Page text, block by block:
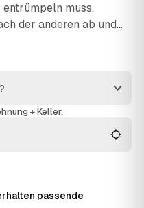
muss,
der anderen ab und
AWL beschreiben Sie
Anbieter aus Baden-
nebeneinander
+ Keller.
passende